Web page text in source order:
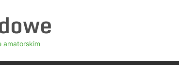
amatorskim